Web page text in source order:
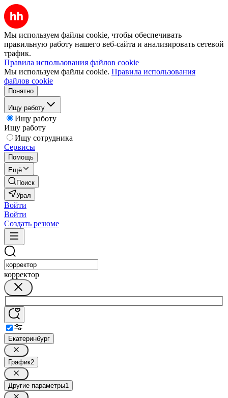
Мы используем файлы cookie, чтобы обеспечивать
правильную работу нашего веб-сайта и анализировать сетевой
трафик.
Правила использования файлов cookie
Мы используем файлы cookie. Правила использования
файлов cookie
Понятно
Ищу работу
Ищу работу
Ищу работу
Ищу сотрудника
Сервисы
Помощь
Ещё
Поиск
Урал
Войти
Войти
Создать резюме
корректор
Екатеринбург
График2
Другие параметры1